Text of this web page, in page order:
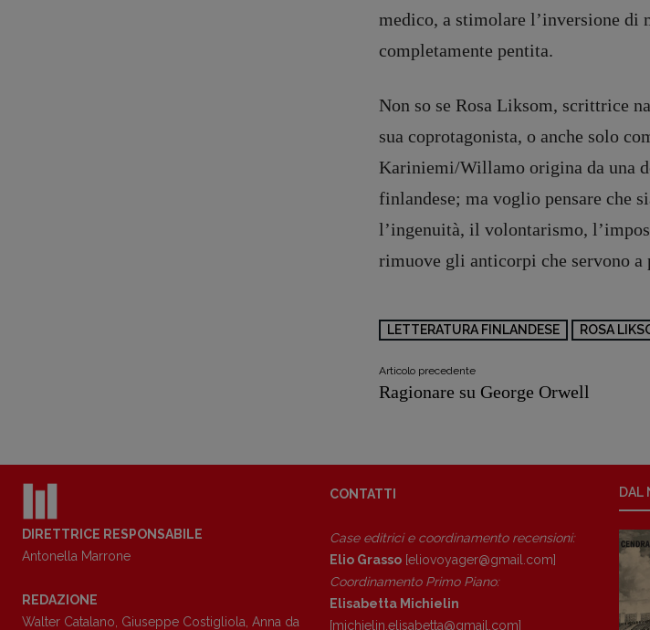
medico, a stimolare l’inversione di
completamente pentita.
Non so se Rosa Liksom, scrittrice
sua coprotagonista, o anche solo
Kariniemi/Willamo origina da una
finlandese; ma voglio pensare che
l’ingenuità, il volontarismo,
rimuove gli anticorpi che servono
LETTERATURA FINLANDESE ROSA
Articolo precedente
Ragionare su George Orwell
DIRETTRICE RESPONSABILE
Antonella Marrone
REDAZIONE
Walter Catalano Giuseppe Costigliola Anna da
CONTATTI
Case editrici e coordinamento recensioni:
Elio Grasso [eliovoyager@gmail.com]
Coordinamento Primo Piano:
Elisabetta Michielin
[michielin.elisabetta@gmail.com]
DAL